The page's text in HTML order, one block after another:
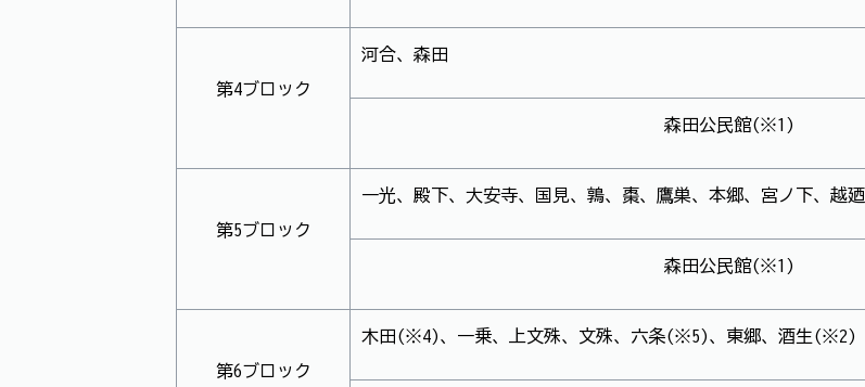
第4ブロック
河合、森田
森田公民館(※1)
第5ブロック
一光、殿下、大安寺、国見、鶉、棗、鷹巣、本郷、宮ノ下、越廼
森田公民館(※1)
第6ブロック
木田(※4)、一乗、上文殊、文殊、六条(※5)、東郷、酒生(※2)